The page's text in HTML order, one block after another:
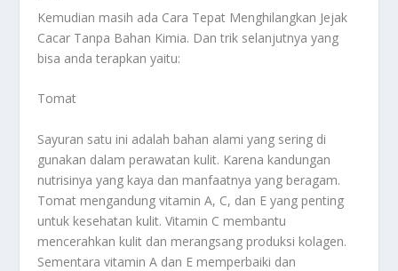
Kemudian masih ada Cara Tepat Menghilangkan Jejak
Cacar Tanpa Bahan Kimia. Dan trik selanjutnya yang
bisa anda terapkan yaitu:
Tomat
Sayuran satu ini adalah bahan alami yang sering di
gunakan dalam perawatan kulit. Karena kandungan
nutrisinya yang kaya dan manfaatnya yang beragam.
Tomat mengandung vitamin A, C, dan E yang penting
untuk kesehatan kulit. Vitamin C membantu
mencerahkan kulit dan merangsang produksi kolagen.
Sementara vitamin A dan E memperbaiki dan